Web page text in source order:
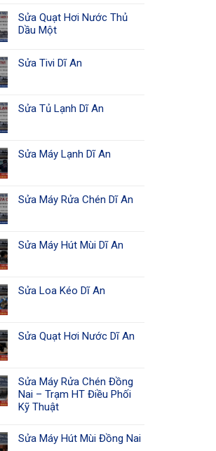
Sửa Quạt Hơi Nước Thủ
Dầu Một
Sửa Tivi Dĩ An
Sửa Tủ Lạnh Dĩ An
Sửa Máy Lạnh Dĩ An
Sửa Máy Rửa Chén Dĩ An
Sửa Máy Hút Mùi Dĩ An
Sửa Loa Kéo Dĩ An
Sửa Quạt Hơi Nước Dĩ An
Sửa Máy Rửa Chén Đồng
Nai – Trạm HT Điều Phối
Kỹ Thuật
Sửa Máy Hút Mùi Đồng Nai